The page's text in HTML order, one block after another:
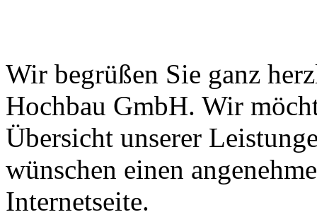
Wir begrüßen Sie ganz
Hochbau GmbH. Wir
Übersicht unserer
wünschen einen
Internetseite.